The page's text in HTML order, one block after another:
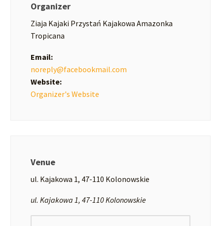
Organizer
Ziaja Kajaki Przystań Kajakowa Amazonka
Tropicana
Email:
noreply@facebookmail.com
Website:
Organizer's Website
Venue
ul. Kajakowa 1, 47-110 Kolonowskie
ul. Kajakowa 1, 47-110 Kolonowskie